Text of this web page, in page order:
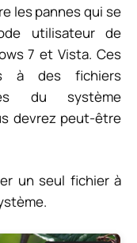
les pannes qui se
utilisateur de
7 et Vista. Ces
à des fichiers
du système
devrez peut-être
un seul fichier à